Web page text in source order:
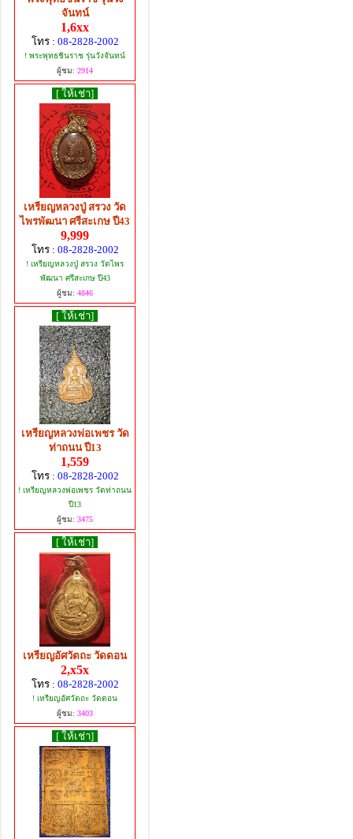
จันทน์
1,6xx
โทร : 08-2828-2002
! พระพุทธชินราช รุ่นวังจันทน์
ผู้ชม: 2914
[ ให้เช่า]
เหรียญหลวงปู่ สรวง วัด
ไพรพัฒนา ศรีสะเกษ ปี43
9,999
โทร : 08-2828-2002
! เหรียญหลวงปู่ สรวง วัดไพร
พัฒนา ศรีสะเกษ ปี43
ผู้ชม: 4846
[ ให้เช่า]
เหรียญหลวงพ่อเพชร วัด
ท่าถนน ปี13
1,559
โทร : 08-2828-2002
! เหรียญหลวงพ่อเพชร วัดท่าถนน
ปี13
ผู้ชม: 3475
[ ให้เช่า]
เหรียญอัศวัตถะ วัดดอน
2,x5x
โทร : 08-2828-2002
! เหรียญอัศวัตถะ วัดดอน
ผู้ชม: 3403
[ ให้เช่า]